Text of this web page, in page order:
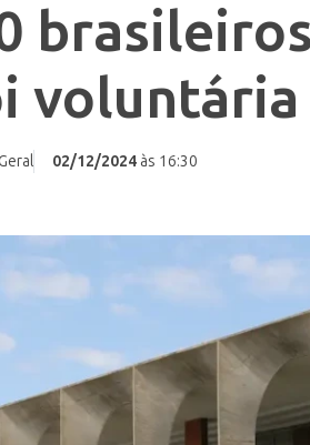
voluntária
Geral 02/12/2024 às 16:30